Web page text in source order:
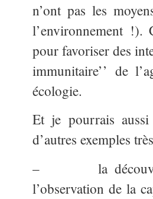
n’ont pas les
l’environnement !).
pour favoriser des
immunitaire’’ de
écologie.
Et je pourrais
d’autres exemples
– la
l’observation de la